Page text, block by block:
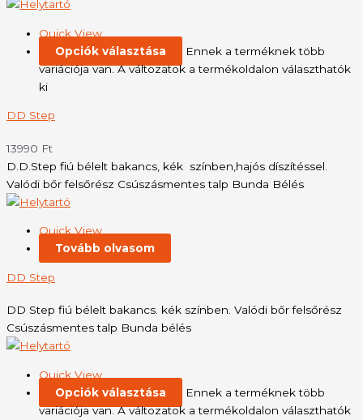
Quick View
Opciók választása
Ennek a terméknek több
variációja van. A változatok a termékoldalon választhatók
ki
DD Step
13990 Ft
D.D.Step fiú bélelt bakancs, kék színben,hajós díszítéssel.
Valódi bőr felsőrész Csúszásmentes talp Bunda Bélés
Quick View
Tovább olvasom
DD Step
DD Step fiú bélelt bakancs. kék színben. Valódi bőr felsőrész
Csúszásmentes talp Bunda bélés
Quick View
Opciók választása
Ennek a terméknek több
variációja van. A változatok a termékoldalon választhatók